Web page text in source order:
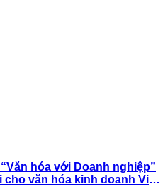
hóa với Doanh nghiệp”
văn hóa kinh doanh Việt